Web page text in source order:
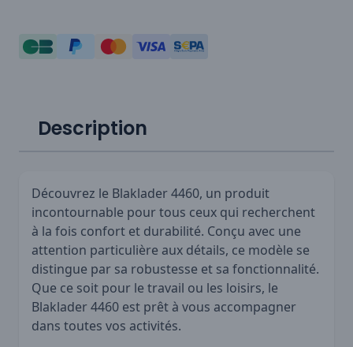
Description
Découvrez le Blaklader 4460, un produit
incontournable pour tous ceux qui recherchent
à la fois confort et durabilité. Conçu avec une
attention particulière aux détails, ce modèle se
distingue par sa robustesse et sa fonctionnalité.
Que ce soit pour le travail ou les loisirs, le
Blaklader 4460 est prêt à vous accompagner
dans toutes vos activités.